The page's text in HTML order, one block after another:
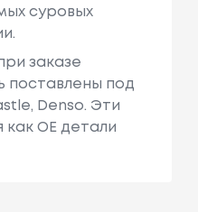
суровых
заказе
поставлены под
Denso. Эти
как ОЕ детали